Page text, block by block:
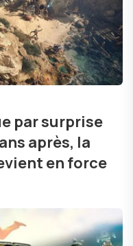
par surprise
après, la
en force